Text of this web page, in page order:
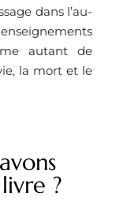
dans l’au-
autant de
la mort et le
?